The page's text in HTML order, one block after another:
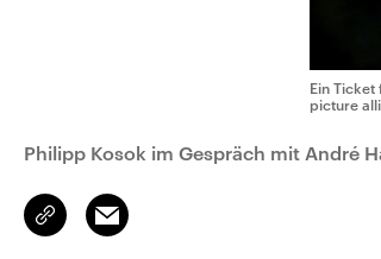
Ein
picture
Philipp Kosok im Gespräch mit André
Link
kopieren/teilen
Email